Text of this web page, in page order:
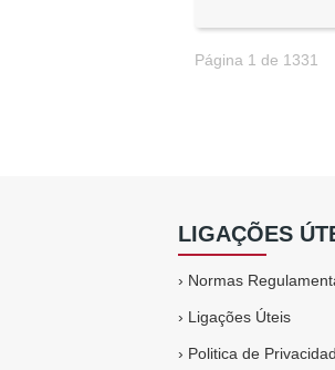
Página 1 de 1331
LIGAÇÕES
› Normas
› Ligações Úteis
› Politica de